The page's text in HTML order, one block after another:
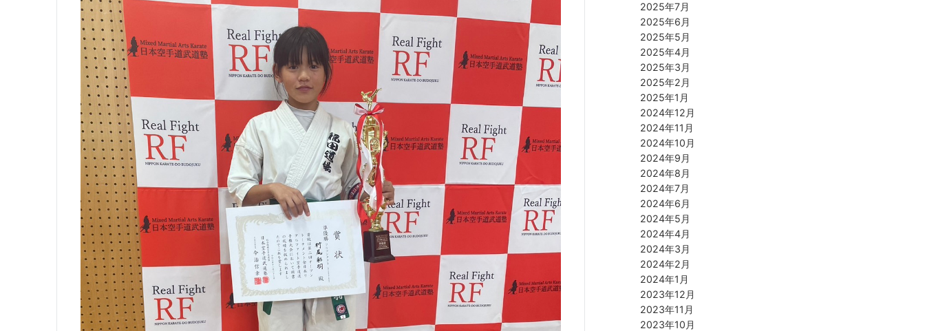
2025年7月
2025年6月
2025年5月
2025年4月
2025年3月
2025年2月
2025年1月
2024年12月
2024年11月
2024年10月
2024年9月
2024年8月
2024年7月
2024年6月
2024年5月
2024年4月
2024年3月
2024年2月
2024年1月
2023年12月
2023年11月
2023年10月